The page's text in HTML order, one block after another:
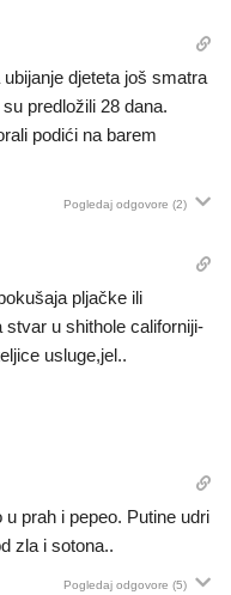
djeteta još smatra
predložili 28 dana.
podići na barem
Pogledaj odgovore (2)
pljačke ili
stvar u shithole californiji-
usluge,jel..
prah i pepeo. Putine udri
zla i sotona..
Pogledaj odgovore (5)